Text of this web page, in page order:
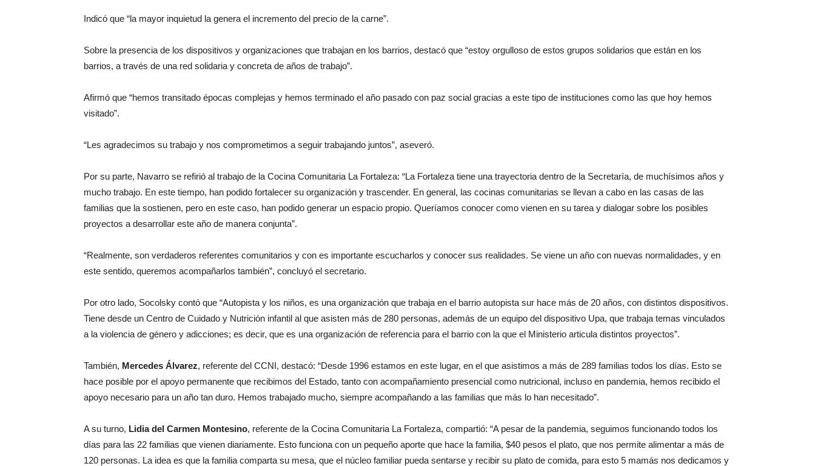
Indicó que “la mayor inquietud la genera el incremento del precio de la carne”.
Sobre la presencia de los dispositivos y organizaciones que trabajan en los barrios, destacó que “estoy orgulloso de estos grupos solidarios que están en los
barrios, a través de una red solidaria y concreta de años de trabajo”.
Afirmó que “hemos transitado épocas complejas y hemos terminado el año pasado con paz social gracias a este tipo de instituciones como las que hoy hemos
visitado”.
“Les agradecimos su trabajo y nos comprometimos a seguir trabajando juntos”, aseveró.
Por su parte, Navarro se refirió al trabajo de la Cocina Comunitaria La Fortaleza: “La Fortaleza tiene una trayectoria dentro de la Secretaría, de muchísimos años y
mucho trabajo. En este tiempo, han podido fortalecer su organización y trascender. En general, las cocinas comunitarias se llevan a cabo en las casas de las
familias que la sostienen, pero en este caso, han podido generar un espacio propio. Queríamos conocer como vienen en su tarea y dialogar sobre los posibles
proyectos a desarrollar este año de manera conjunta”.
“Realmente, son verdaderos referentes comunitarios y con es importante escucharlos y conocer sus realidades. Se viene un año con nuevas normalidades, y en
este sentido, queremos acompañarlos también”, concluyó el secretario.
Por otro lado, Socolsky contó que “Autopista y los niños, es una organización que trabaja en el barrio autopista sur hace más de 20 años, con distintos dispositivos.
Tiene desde un Centro de Cuidado y Nutrición infantil al que asisten más de 280 personas, además de un equipo del dispositivo Upa, que trabaja temas vinculados
a la violencia de género y adicciones; es decir, que es una organización de referencia para el barrio con la que el Ministerio articula distintos proyectos”.
También, Mercedes Álvarez, referente del CCNI, destacó: “Desde 1996 estamos en este lugar, en el que asistimos a más de 289 familias todos los días. Esto se
hace posible por el apoyo permanente que recibimos del Estado, tanto con acompañamiento presencial como nutricional, incluso en pandemia, hemos recibido el
apoyo necesario para un año tan duro. Hemos trabajado mucho, siempre acompañando a las familias que más lo han necesitado”.
A su turno, Lidia del Carmen Montesino, referente de la Cocina Comunitaria La Fortaleza, compartió: “A pesar de la pandemia, seguimos funcionando todos los
días para las 22 familias que vienen diariamente. Esto funciona con un pequeño aporte que hace la familia, $40 pesos el plato, que nos permite alimentar a más de
120 personas. La idea es que la familia comparta su mesa, que el núcleo familiar pueda sentarse y recibir su plato de comida, para esto 5 mamás nos dedicamos y